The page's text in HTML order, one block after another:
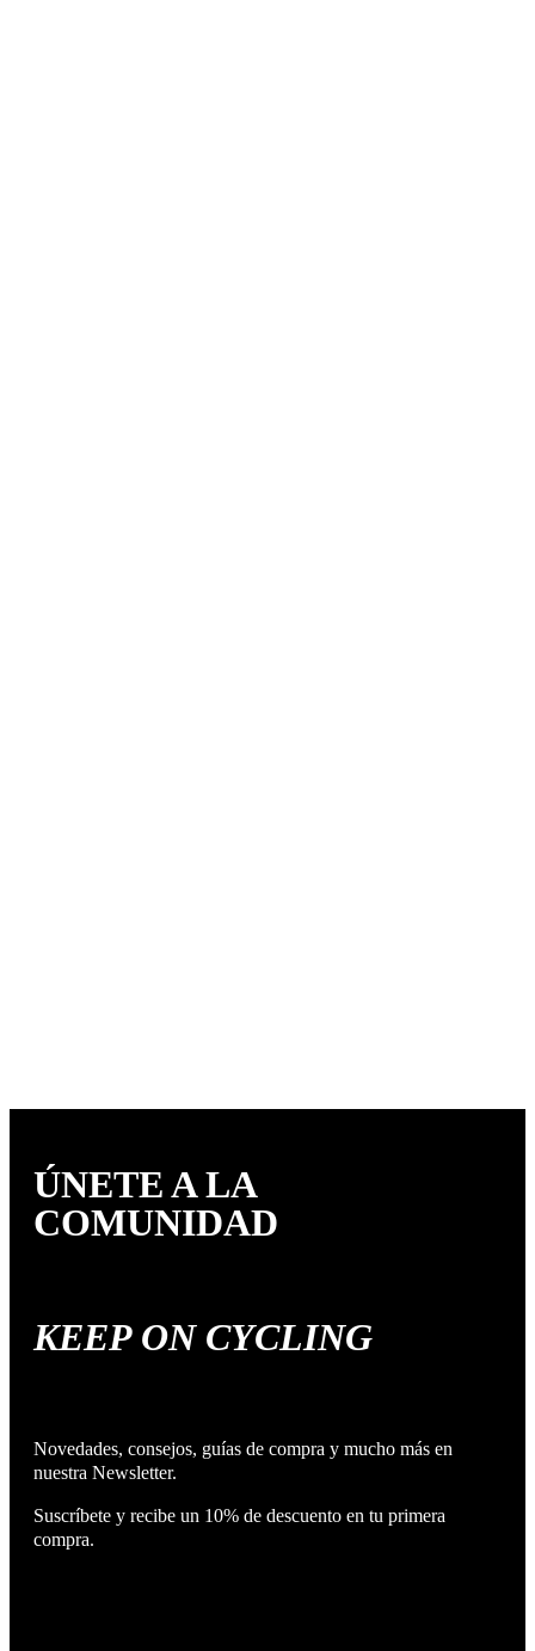
ÚNETE A LA
COMUNIDAD
KEEP ON CYCLING
Novedades, consejos, guías de compra y mucho más en
nuestra Newsletter.
Suscríbete y recibe un 10% de descuento en tu primera
compra.